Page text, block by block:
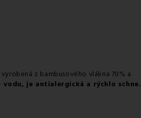
z bambusového vlákna 70% a
vodu, je antialergická a rýchlo schne.